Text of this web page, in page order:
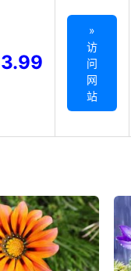
»
访
问
网
站